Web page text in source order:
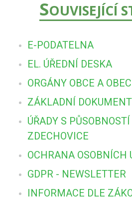
SOUVISEJÍCÍ
E-PODATELNA
EL. ÚŘEDNÍ DESKA
ORGÁNY OBCE A
ZÁKLADNÍ
ÚŘADY S
ZDECHOVICE
OCHRANA OSOBNÍCH
GDPR - NEWSLETTER
INFORMACE DLE